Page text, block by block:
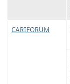
CARIFORUM